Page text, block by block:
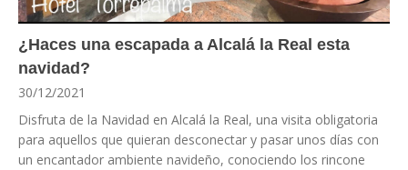
¿Haces una escapada a Alcalá la Real esta
navidad?
30/12/2021
Disfruta de la Navidad en Alcalá la Real, una visita obligatoria
para aquellos que quieran desconectar y pasar unos días con
un encantador ambiente navideño, conociendo los rincone